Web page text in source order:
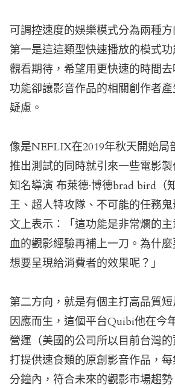
可調控速度的娛樂模式分為兩種方
第一是這這類型快速播放的模式
觀看期待，希望用更快速的時間
功能卻讓影音作品的相關創作者
疑慮。
像是NEFLIX在2019年秋天開始局
推出測試的同時就引來一些電影
知名導演 布萊德·博德brad bird（
王、超人特攻隊、不可能的任務
文上表示：「這功能是非常爛的
血的觀影經驗再補上一刀。為什
想要呈現給消費者的效果呢？」
第二方向，就是有個主打高品質
因應而生，這個平台Quibi他在今
營運（美國的公司所以目前台灣
打提供速食類的原創影音作品，
分鐘內，符合未來的觀影市場趨勢